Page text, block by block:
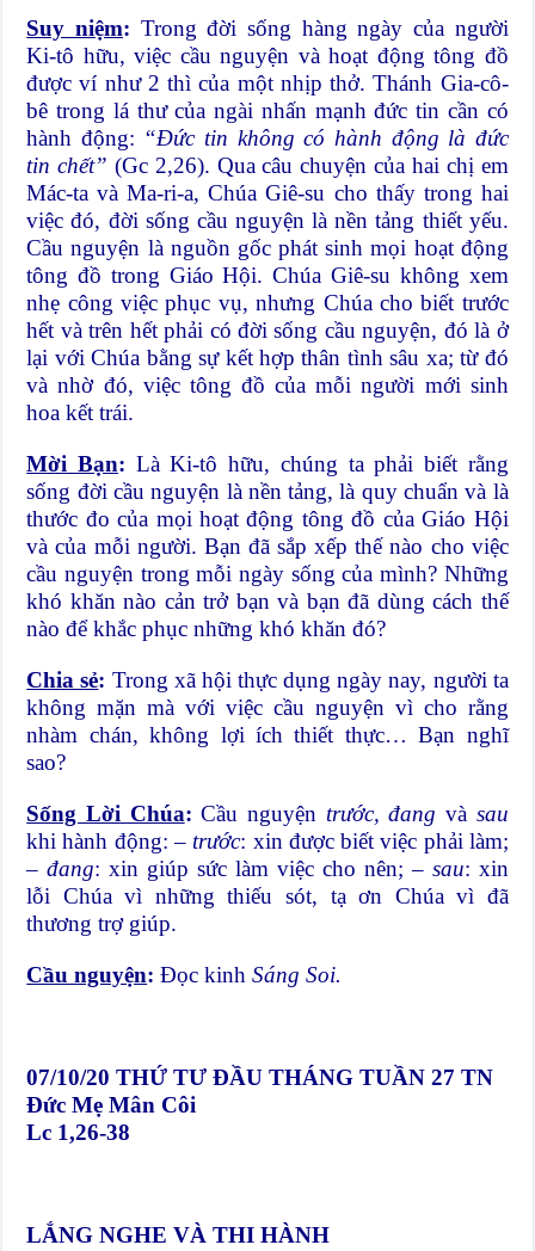
Suy niệm: Trong đời sống hàng ngày của người
Ki-tô hữu, việc cầu nguyện và hoạt động tông đồ
được ví như 2 thì của một nhịp thở. Thánh Gia-cô-
bê trong lá thư của ngài nhấn mạnh đức tin cần có
hành động: “Đức tin không có hành động là đức
tin chết” (Gc 2,26). Qua câu chuyện của hai chị em
Mác-ta và Ma-ri-a, Chúa Giê-su cho thấy trong hai
việc đó, đời sống cầu nguyện là nền tảng thiết yếu.
Cầu nguyện là nguồn gốc phát sinh mọi hoạt động
tông đồ trong Giáo Hội. Chúa Giê-su không xem
nhẹ công việc phục vụ, nhưng Chúa cho biết trước
hết và trên hết phải có đời sống cầu nguyện, đó là ở
lại với Chúa bằng sự kết hợp thân tình sâu xa; từ đó
và nhờ đó, việc tông đồ của mỗi người mới sinh
hoa kết trái.
Mời Bạn: Là Ki-tô hữu, chúng ta phải biết rằng
sống đời cầu nguyện là nền tảng, là quy chuẩn và là
thước đo của mọi hoạt động tông đồ của Giáo Hội
và của mỗi người. Bạn đã sắp xếp thế nào cho việc
cầu nguyện trong mỗi ngày sống của mình? Những
khó khăn nào cản trở bạn và bạn đã dùng cách thế
nào để khắc phục những khó khăn đó?
Chia sẻ: Trong xã hội thực dụng ngày nay, người ta
không mặn mà với việc cầu nguyện vì cho rằng
nhàm chán, không lợi ích thiết thực… Bạn nghĩ
sao?
Sống Lời Chúa: Cầu nguyện trước, đang và sau
khi hành động: – trước: xin được biết việc phải làm;
–đang: xin giúp sức làm việc cho nên; – sau: xin
lỗi Chúa vì những thiếu sót, tạ ơn Chúa vì đã
thương trợ giúp.
Cầu nguyện: Đọc kinh Sáng Soi.
07/10/20THỨ TƯ ĐẦU THÁNG TUẦN 27 TN
Đức Mẹ Mân Côi
Lc 1,26-38
LẮNG NGHE VÀ THI HÀNH